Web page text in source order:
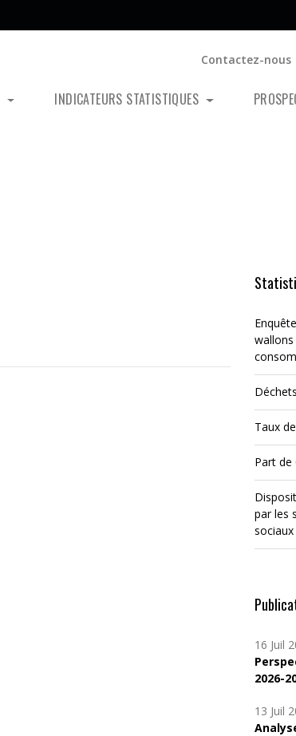
Contactez-nous
INDICATEURS STATISTIQUES
Taux
Part de
par les
sociaux
16 Juil
2026-
13 Juil